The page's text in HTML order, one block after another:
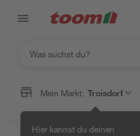
Mein Markt: Troisdorf
Hier kannst du deinen